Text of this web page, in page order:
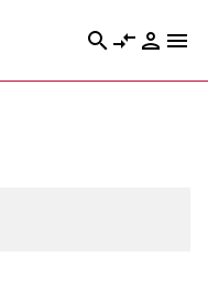
search compare_arrows person menu